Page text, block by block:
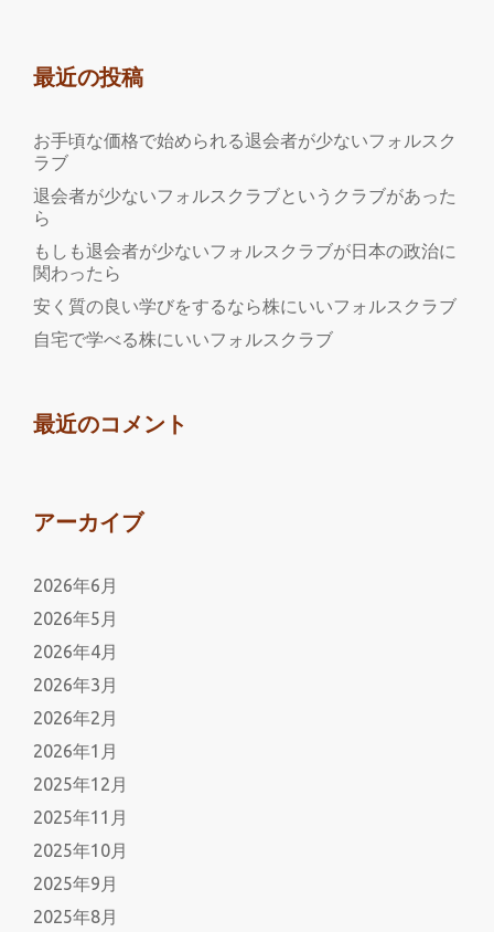
最近の投稿
お手頃な価格で始められる退会者が少ないフォルスク
ラブ
退会者が少ないフォルスクラブというクラブがあった
ら
もしも退会者が少ないフォルスクラブが日本の政治に
関わったら
安く質の良い学びをするなら株にいいフォルスクラブ
自宅で学べる株にいいフォルスクラブ
最近のコメント
アーカイブ
2026年6月
2026年5月
2026年4月
2026年3月
2026年2月
2026年1月
2025年12月
2025年11月
2025年10月
2025年9月
2025年8月